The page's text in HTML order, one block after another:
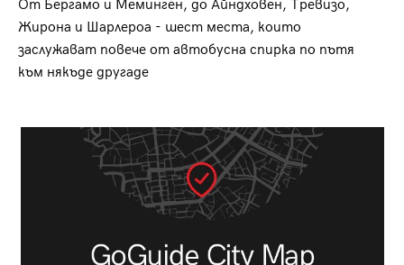
От Бергамо и Меминген, до Айндховен, Тревизо,
Жирона и Шарлероа - шест места, които
заслужават повече от автобусна спирка по пътя
към някъде другаде